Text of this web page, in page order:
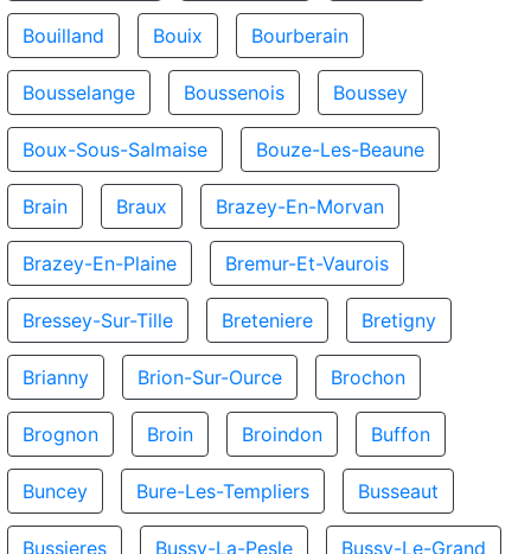
Bouilland Bouix Bourberain
Bousselange Boussenois Boussey
Boux-Sous-Salmaise Bouze-Les-Beaune
Brain Braux Brazey-En-Morvan
Brazey-En-Plaine Bremur-Et-Vaurois
Bressey-Sur-Tille Breteniere Bretigny
Brianny Brion-Sur-Ource Brochon
Brognon Broin Broindon Buffon
Buncey Bure-Les-Templiers Busseaut
Bussieres Bussy-La-Pesle Bussy-Le-Grand